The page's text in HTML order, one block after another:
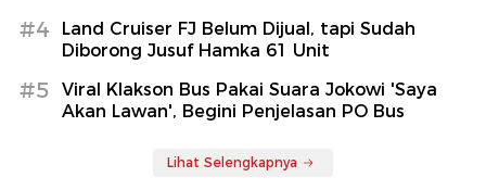
#4
Land Cruiser FJ Belum Dijual, tapi Sudah
Diborong Jusuf Hamka 61 Unit
#5
Viral Klakson Bus Pakai Suara Jokowi 'Saya
Akan Lawan', Begini Penjelasan PO Bus
Lihat Selengkapnya